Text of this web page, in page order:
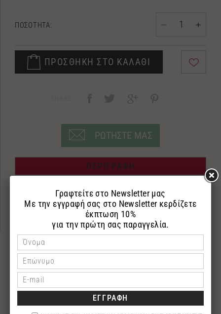
ΠΟΣΟΤΗΤΑ:
ΠΡΟΣΘΗΚΗ ΣΤΟ ΚΑΛΑΘΙ
ΡΩΤΗΣΤΕ ΜΑΣ
ΠΕΡΙΓΡΑΦΗ
ΠΛΗΡΩΜΗ
Αμυγδαλέλαιο
100ml
Το αμυγδαλέλαιο είναι πλούσιο σε βιταμίνες και
πρωτεΐνες. Φροντίζει και θρέφει την επιδερμίδα
ενώ παράλληλα καταπολεμά αποτελεσματικά
ερεθισμούς του δέρματος. Ταιριάζει σε όλους τους
τύπους επιδερμίδας και είναι ιδιαίτερα τονωτικό
για ξηρές και ευαίσθητες επιδερμίδες.